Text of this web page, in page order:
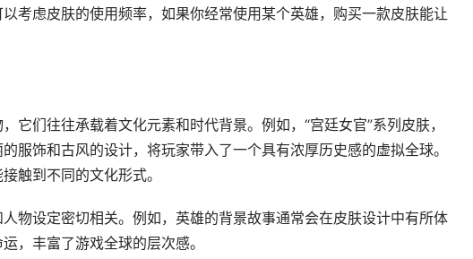
考虑皮肤的使用频率，如果你经常使用某个英雄，购买一款皮肤能让
它们往往承载着文化元素和时代背景。例如，“宫廷女官”系列皮肤，
服饰和古风的设计，将玩家带入了一个具有浓厚历史感的虚拟全球。
触到不同的文化形式。
物设定密切相关。例如，英雄的背景故事通常会在皮肤设计中有所体
，丰富了游戏全球的层次感。